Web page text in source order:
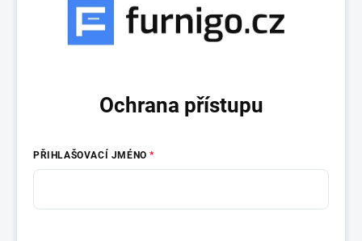
Ochrana přístupu
PŘIHLAŠOVACÍ JMÉNO